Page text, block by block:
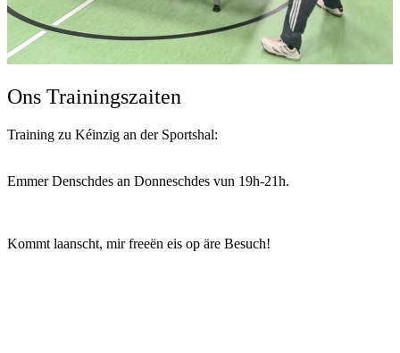
Ons Trainingszaiten
Training zu Kéinzig an der Sportshal:
Emmer Denschdes an Donneschdes vun 19h-21h.
Kommt laanscht, mir freeën eis op äre Besuch!